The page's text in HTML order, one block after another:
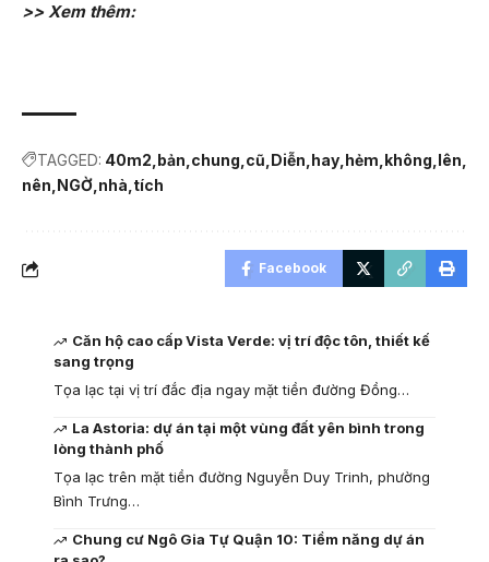
>> Xem thêm:
TAGGED: 40m2 bản chung cũ Diễn hay hẻm không lên
nên NGỜ nhà tích
Facebook
Căn hộ cao cấp Vista Verde: vị trí độc tôn, thiết kế
sang trọng
Tọa lạc tại vị trí đắc địa ngay mặt tiền đường Đồng…
La Astoria: dự án tại một vùng đất yên bình trong
lòng thành phố
Tọa lạc trên mặt tiền đường Nguyễn Duy Trinh, phường
Bình Trưng…
Chung cư Ngô Gia Tự Quận 10: Tiềm năng dự án